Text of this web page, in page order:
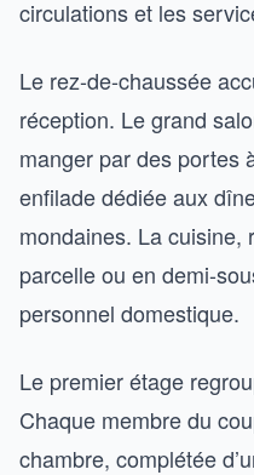
circulations et les
Le rez-de-chaussée
réception. Le grand
manger par des portes
enfilade dédiée aux
mondaines. La cuisine,
parcelle ou en demi-
personnel domestique.
Le premier étage
Chaque membre du
chambre, complétée